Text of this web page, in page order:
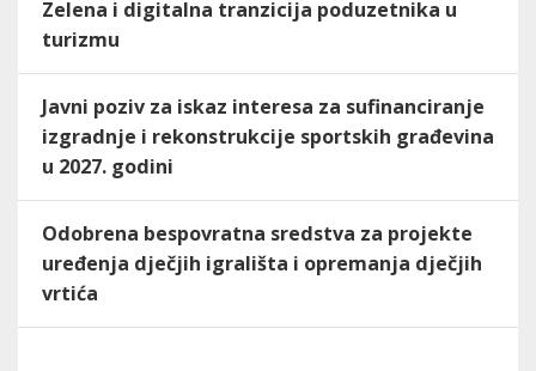
Zelena i digitalna tranzicija poduzetnika u
turizmu
Javni poziv za iskaz interesa za sufinanciranje
izgradnje i rekonstrukcije sportskih građevina
u 2027. godini
Odobrena bespovratna sredstva za projekte
uređenja dječjih igrališta i opremanja dječjih
vrtića